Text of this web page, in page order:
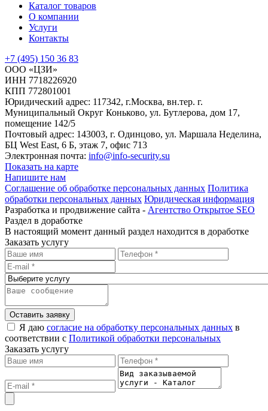
Каталог товаров
О компании
Услуги
Контакты
+7 (495) 150 36 83
ООО «ЦЗИ»
ИНН 7718226920
КПП 772801001
Юридический адрес: 117342, г.Москва, вн.тер. г.
Муниципальный Округ Коньково, ул. Бутлерова, дом 17,
помещение 142/5
Почтовый адрес: 143003, г. Одинцово, ул. Маршала Неделина,
БЦ West East, 6 Б, этаж 7, офис 713
Электронная почта: info@info-security.su
Показать на карте
Напишите нам
Соглашение об обработке персональных данных Политика
обработки персональных данных Юридическая информация
Разработка и продвижение сайта - Агентство Открытое SEO
Раздел в доработке
В настоящий момент данный раздел находится в доработке
Заказать услугу
Оставить заявку
Я даю согласие на обработку персональных данных в
соответствии с Политикой обработки персональных
Заказать услугу